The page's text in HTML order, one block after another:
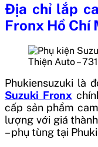
Địa chỉ lắp
Fronx Hồ Chí
Thiện Auto –
Phukiensuzuki là
Suzuki Fronx
cấp sản phẩm
lượng với giá
– phụ tùng tại